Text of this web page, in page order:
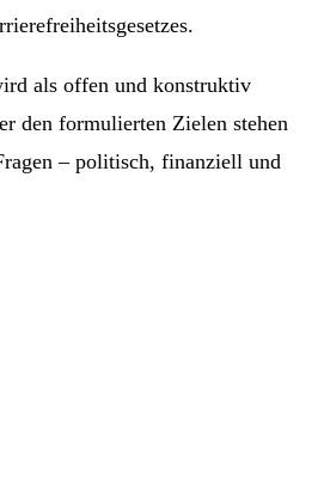
als offen und konstruktiv
den formulierten Zielen stehen
– politisch, finanziell und